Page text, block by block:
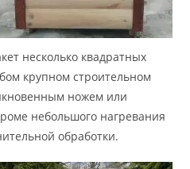
несколько квадратных
крупном строительном
ножем или
небольшого нагревания
обработки.